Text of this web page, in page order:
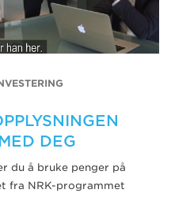
DEG
du å bruke penger på
fra NRK-programmet